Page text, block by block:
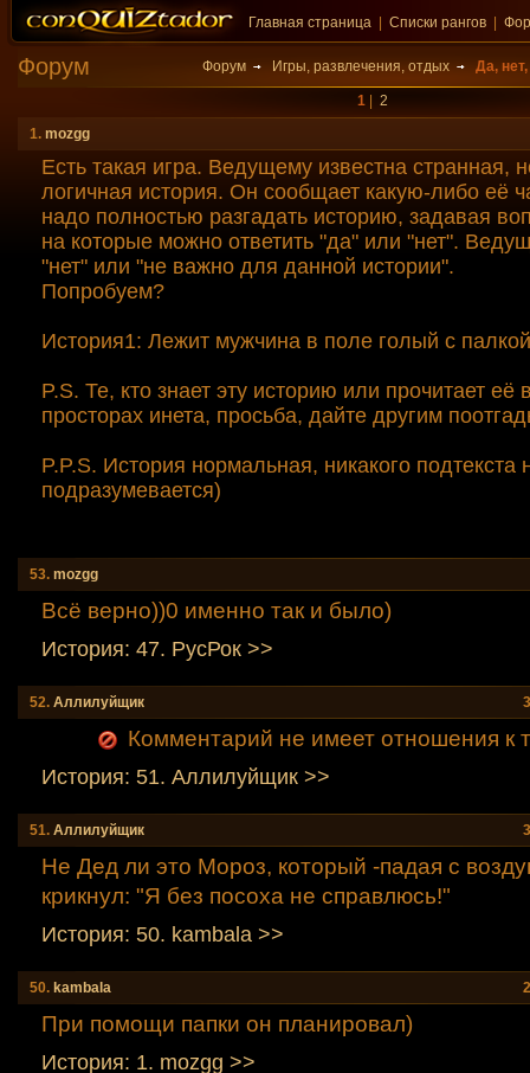
Главная страница Списки рангов
Форум Форум Игры, развлечения, отдых Да,
1
2
1. mozgg
Есть такая игра. Ведущему известна странная,
логичная история. Он сообщает какую-либо её
надо полностью разгадать историю, задавая
на которые можно ответить "да" или "нет".
"нет" или "не важно для данной истории".
Попробуем?
История1: Лежит мужчина в поле голый с
P.S. Те, кто знает эту историю или прочитает её
просторах инета, просьба, дайте другим
P.P.S. История нормальная, никакого подтекста
подразумевается)
53. mozgg
Всё верно))0 именно так и было)
История: 47. РусРок >>
52. Аллилуйщик
Комментарий не имеет отношения к
История: 51. Аллилуйщик >>
51. Аллилуйщик
Не Дед ли это Мороз, который -падая с
крикнул: "Я без посоха не справлюсь!"
История: 50. kambala >>
50. kambala
При помощи папки он планировал)
История: 1. mozgg >>